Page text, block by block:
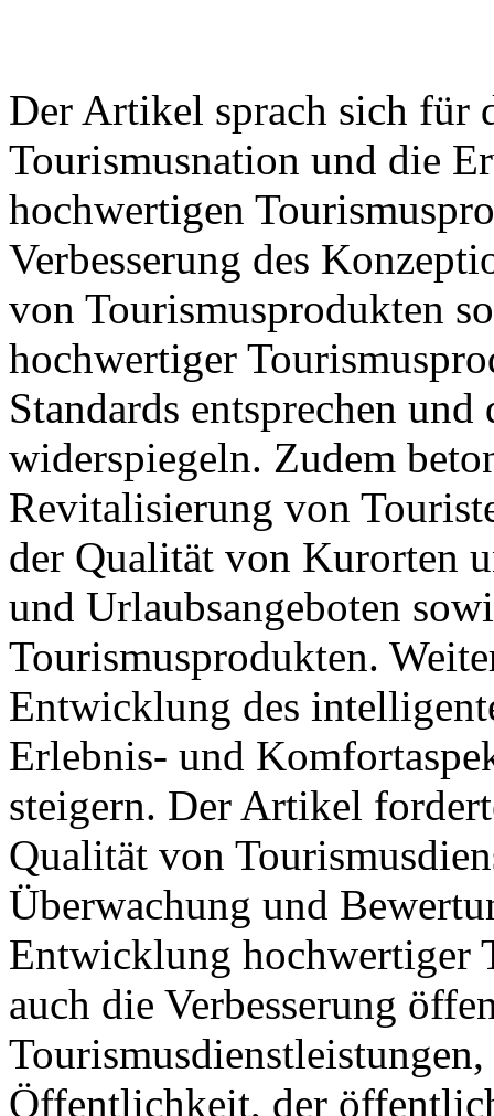
Der Artikel sprach sich für
Tourismusnation und die
hochwertigen
Verbesserung des
von Tourismusprodukten
hochwertiger
Standards entsprechen
widerspiegeln. Zudem
Revitalisierung von
der Qualität von Kurorten
und Urlaubsangeboten
Tourismusprodukten.
Entwicklung des
Erlebnis- und
steigern. Der Artikel
Qualität von
Überwachung und
Entwicklung hochwertiger
auch die Verbesserung
Öffentlichkeit, der